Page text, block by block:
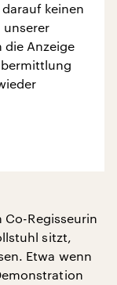
keinen
unserer
die Anzeige
Co-Regisseurin
sitzt,
Etwa wenn